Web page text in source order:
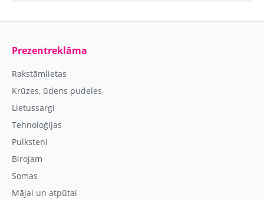
Prezentreklāma
Rakstāmlietas
Krūzes, ūdens pudeles
Lietussargi
Tehnoloģijas
Pulksteņi
Birojam
Somas
Mājai un atpūtai